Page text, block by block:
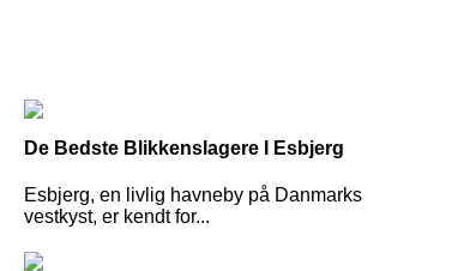
De Bedste Blikkenslagere I Esbjerg
Esbjerg, en livlig havneby på Danmarks
vestkyst, er kendt for...